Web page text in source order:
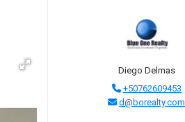
Diego Delmas
+50762609453
d@borealty.com